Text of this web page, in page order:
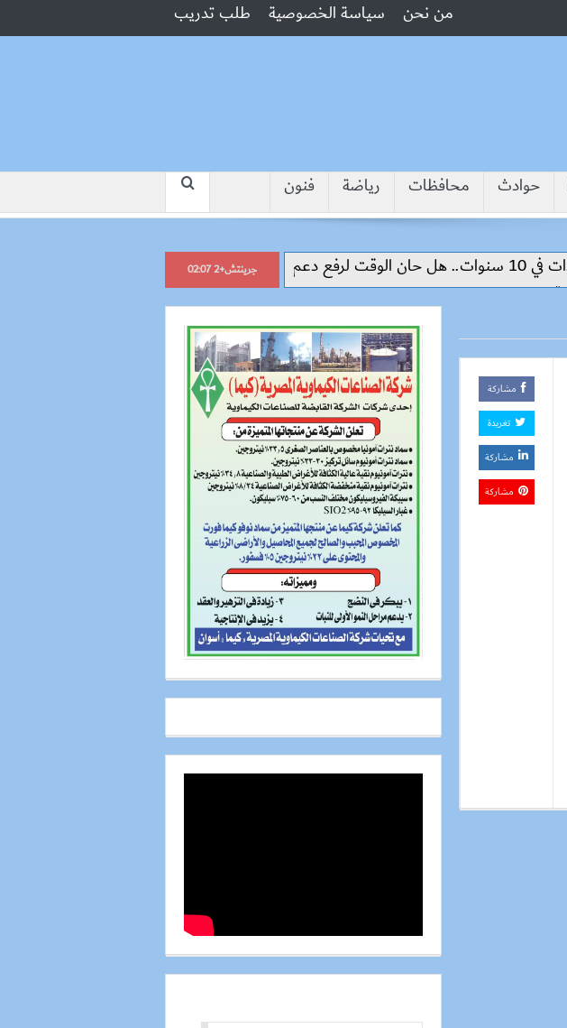
من نحن سياسة الخصوصية طلب تدريب
حوادث محافظات رياضة
فنون
“جبروت امرأة”.. مارست الرذيلة
جرينتش+2 02:07
مشاركة
تغريدة
مشاركة
مشاركة